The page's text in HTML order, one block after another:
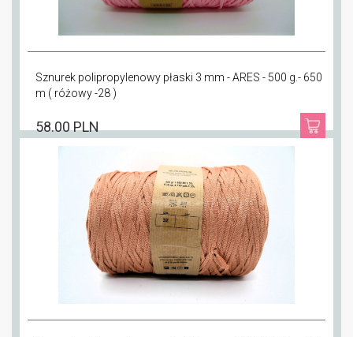
Sznurek polipropylenowy płaski 3 mm - ARES - 500 g.- 650
m ( różowy -28 )
58.00 PLN